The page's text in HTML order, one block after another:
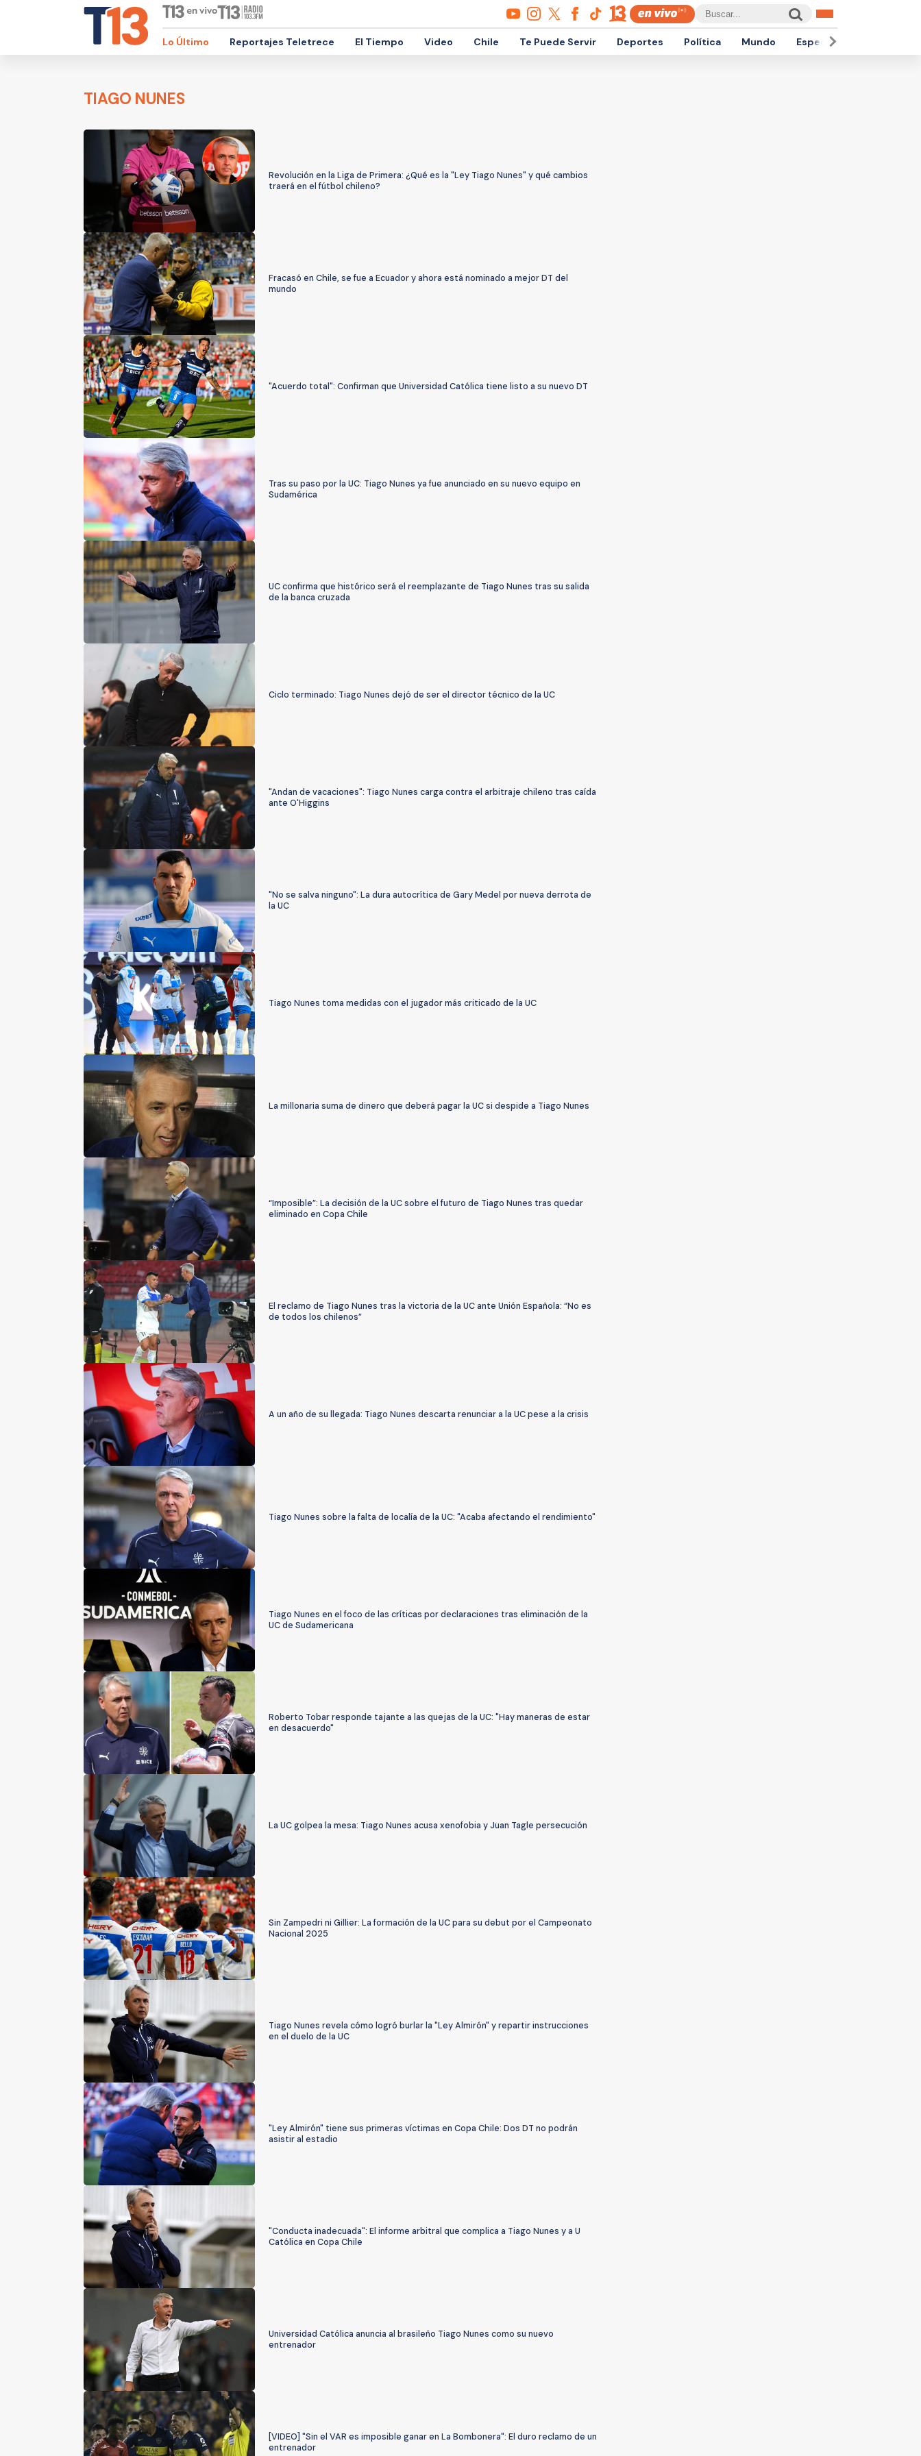
Lo Último Reportajes Teletrece El Tiempo Video Chile Te Puede Servir Deportes Política Mundo Espectáculos
TIAGO NUNES
Revolución en la Liga de Primera: ¿Qué es la "Ley Tiago Nunes" y qué cambios
traerá en el fútbol chileno?
Fracasó en Chile, se fue a Ecuador y ahora está nominado a mejor DT del
mundo
"Acuerdo total": Confirman que Universidad Católica tiene listo a su nuevo DT
Tras su paso por la UC: Tiago Nunes ya fue anunciado en su nuevo equipo en
Sudamérica
UC confirma que histórico será el reemplazante de Tiago Nunes tras su salida
de la banca cruzada
Ciclo terminado: Tiago Nunes dejó de ser el director técnico de la UC
"Andan de vacaciones": Tiago Nunes carga contra el arbitraje chileno tras caída
ante O'Higgins
"No se salva ninguno": La dura autocrítica de Gary Medel por nueva derrota de
la UC
Tiago Nunes toma medidas con el jugador más criticado de la UC
La millonaria suma de dinero que deberá pagar la UC si despide a Tiago Nunes
“Imposible”: La decisión de la UC sobre el futuro de Tiago Nunes tras quedar
eliminado en Copa Chile
El reclamo de Tiago Nunes tras la victoria de la UC ante Unión Española: “No es
de todos los chilenos”
A un año de su llegada: Tiago Nunes descarta renunciar a la UC pese a la crisis
Tiago Nunes sobre la falta de localía de la UC: "Acaba afectando el rendimiento"
Tiago Nunes en el foco de las críticas por declaraciones tras eliminación de la
UC de Sudamericana
Roberto Tobar responde tajante a las quejas de la UC: "Hay maneras de estar
en desacuerdo"
La UC golpea la mesa: Tiago Nunes acusa xenofobia y Juan Tagle persecución
Sin Zampedri ni Gillier: La formación de la UC para su debut por el Campeonato
Nacional 2025
Tiago Nunes revela cómo logró burlar la "Ley Almirón" y repartir instrucciones
en el duelo de la UC
"Ley Almirón" tiene sus primeras víctimas en Copa Chile: Dos DT no podrán
asistir al estadio
"Conducta inadecuada": El informe arbitral que complica a Tiago Nunes y a U
Católica en Copa Chile
Universidad Católica anuncia al brasileño Tiago Nunes como su nuevo
entrenador
[VIDEO] "Sin el VAR es imposible ganar en La Bombonera": El duro reclamo de un
entrenador